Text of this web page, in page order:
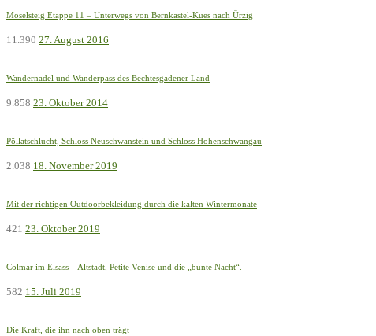
Moselsteig Etappe 11 – Unterwegs von Bernkastel-Kues nach Ürzig
11.390 27. August 2016
Wandernadel und Wanderpass des Bechtesgadener Land
9.858 23. Oktober 2014
Pöllatschlucht, Schloss Neuschwanstein und Schloss Hohenschwangau
2.038 18. November 2019
Mit der richtigen Outdoorbekleidung durch die kalten Wintermonate
421 23. Oktober 2019
Colmar im Elsass – Altstadt, Petite Venise und die „bunte Nacht“.
582 15. Juli 2019
Die Kraft, die ihn nach oben trägt